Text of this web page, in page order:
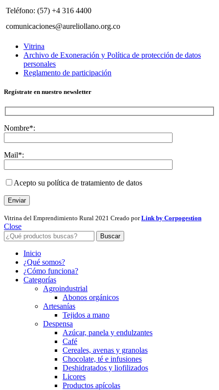
Teléfono: (57) +4 316 4400
comunicaciones@aureliollano.org.co
Vitrina
Archivo de Exoneración y Política de protección de datos
personales
Reglamento de participación
Regístrate en nuestro newsletter
Nombre*:
Mail*:
Acepto su política de tratamiento de datos
Vitrina del Emprendimiento Rural 2021 Creado porLink by Corpogestion
Close
Buscar
Inicio
¿Qué somos?
¿Cómo funciona?
Categorías
Agroindustrial
Abonos orgánicos
Artesanías
Tejidos a mano
Despensa
Azúcar, panela y endulzantes
Café
Cereales, avenas y granolas
Chocolate, té e infusiones
Deshidratados y liofilizados
Licores
Productos apícolas